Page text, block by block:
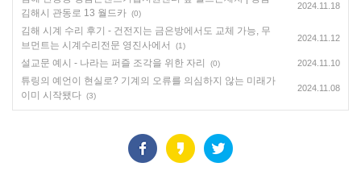
김해시 관동로 13 월드카 (0)
2024.11.18
김해 시계 수리 후기 - 건전지는 금은방에서도 교체 가능, 무
브먼트는 시계수리전문 영진사에서
(1)
2024.11.12
설교문 예시 - 나라는 퍼즐 조각을 위한 자리 (0) 2024.11.10
튜링의 예언이 현실로? 기계의 오류를 의심하지 않는 미래가
이미 시작됐다 (3)
2024.11.08